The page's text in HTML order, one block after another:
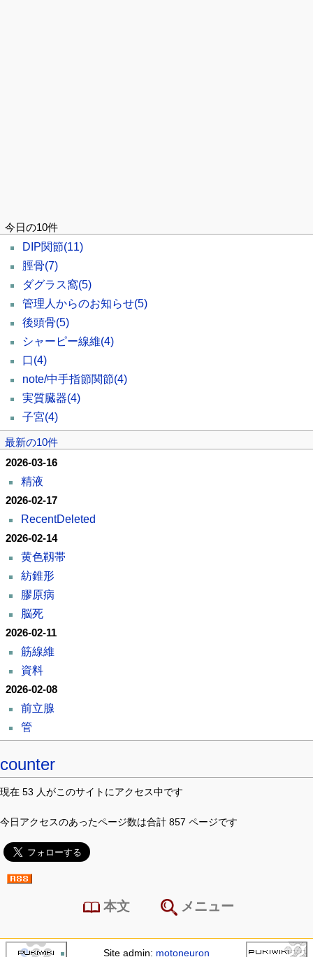
今日の10件
DIP関節(11)
脛骨(7)
ダグラス窩(5)
管理人からのお知らせ(5)
後頭骨(5)
シャーピー線維(4)
口 (4)
note/中手指節関節(4)
実質臓器(4)
子宮(4)
最新の10件
2026-03-16
精液
2026-02-17
RecentDeleted
2026-02-14
黄色靱帯
紡錐形
膠原病
脳死
2026-02-11
筋線維
資料
2026-02-08
前立腺
管
counter
現在 53 人がこのサイトにアクセス中です
今日アクセスのあったページ数は合計 857 ページです
本文 メニュー
Site admin: motoneuron